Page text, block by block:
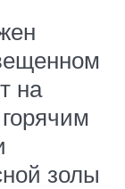
на
золы